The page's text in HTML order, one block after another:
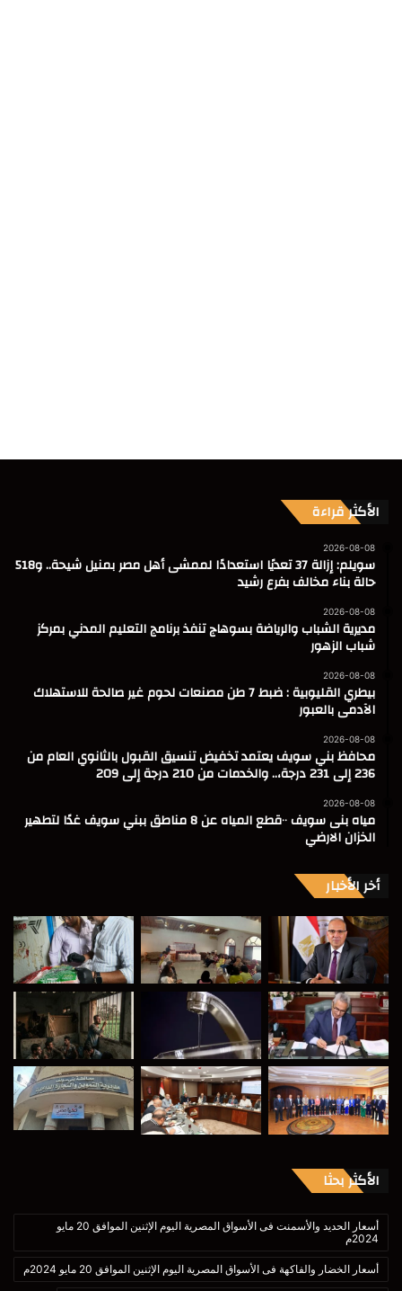
الأكثر قراءة
2026-08-08
سويلم: إزالة 37 تعديًا استعدادًا لممشى أهل مصر بمنيل شيحة.. و518
حالة بناء مخالف بفرع رشيد
2026-08-08
مديرية الشباب والرياضة بسوهاج تنفذ برنامج التعليم المدني بمركز
شباب الزهور
2026-08-08
بيطري القليوبية : ضبط 7 طن مصنعات لحوم غير صالحة للاستهلاك
الآدمى بالعبور
2026-08-08
محافظ بني سويف يعتمد تخفيض تنسيق القبول بالثانوي العام من
236 إلى 231 درجة،.. والخدمات من 210 درجة إلى 209
2026-08-08
مياه بنى سويف ٠٠قطع المياه عن 8 مناطق ببني سويف غدًا لتطهير
الخزان الارضي
أخر الأخبار
الأكثر بحثا
أسعار الحديد والأسمنت فى الأسواق المصرية اليوم الإثنين الموافق 20 مايو
2024م
أسعار الخضار والفاكهة فى الأسواق المصرية اليوم الإثنين الموافق 20 مايو 2024م